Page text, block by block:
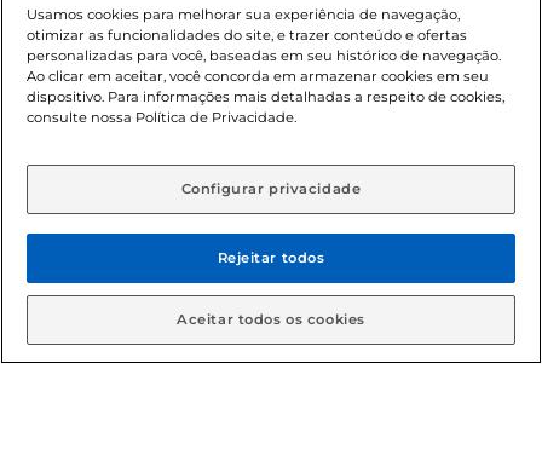
o e-commerce e válidos durante o dia de hoje, podendo
sofrer alterações sem prévia notificação. Proibida a venda
de bebidas alcoólicas para menores de 18 anos, conforme
Lei n.º 8069/90, art. 81, inciso II (Estatuto da Criança e do
Adolescente). Preços e condições exclusivos para o
aviso prévio. O valor mínimo para as compras on-line é de
© 2026 Copyright. Todos os direitos
reservados Gbarbosa.
Usamos cookies para melhorar sua experiência de navegação,
otimizar as funcionalidades do site, e trazer conteúdo e ofertas
personalizadas para você, baseadas em seu histórico de navegação.
Ao clicar em aceitar, você concorda em armazenar cookies em seu
dispositivo. Para informações mais detalhadas a respeito de cookies,
consulte nossa Política de Privacidade.
Configurar privacidade
Rejeitar todos
Aceitar todos os cookies